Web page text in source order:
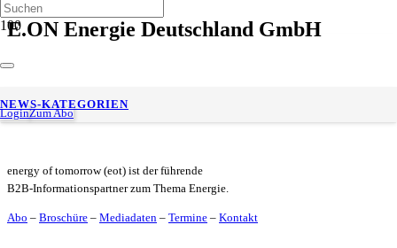
LoginZum Abo
NEWS-KATEGORIEN
E.ON Energie Deutschland GmbH
E.ON-CCO Martin Endress über Smart-Meter, Energiepreise
und Elektrifizierung
energy of tomorrow (eot) ist der führende
B2B-Informationspartner zum Thema Energie.
Abo – Broschüre – Mediadaten – Termine – Kontakt